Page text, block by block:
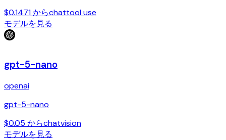
$0.1471 からchattool use
モデルを見る
gpt-5-nano
openai
gpt-5-nano
$0.05 からchatvision
モデルを見る